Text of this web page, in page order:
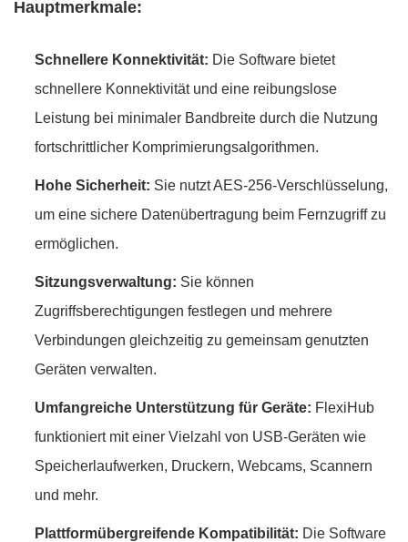
Hauptmerkmale:
Schnellere Konnektivität: Die Software bietet
schnellere Konnektivität und eine reibungslose
Leistung bei minimaler Bandbreite durch die Nutzung
fortschrittlicher Komprimierungsalgorithmen.
Hohe Sicherheit: Sie nutzt AES-256-Verschlüsselung,
um eine sichere Datenübertragung beim Fernzugriff zu
ermöglichen.
Sitzungsverwaltung: Sie können
Zugriffsberechtigungen festlegen und mehrere
Verbindungen gleichzeitig zu gemeinsam genutzten
Geräten verwalten.
Umfangreiche Unterstützung für Geräte: FlexiHub
funktioniert mit einer Vielzahl von USB-Geräten wie
Speicherlaufwerken, Druckern, Webcams, Scannern
und mehr.
Plattformübergreifende Kompatibilität: Die Software